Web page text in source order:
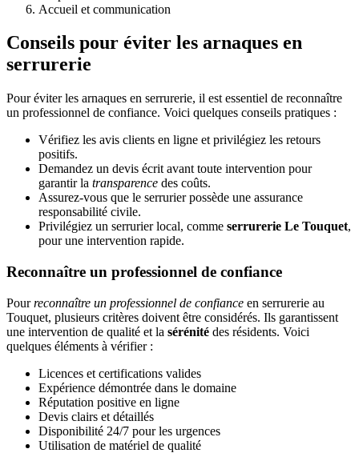
Accueil et communication
Conseils pour éviter les arnaques en
serrurerie
Pour éviter les arnaques en serrurerie, il est essentiel de reconnaître
un professionnel de confiance. Voici quelques conseils pratiques :
Vérifiez les avis clients en ligne et privilégiez les retours
positifs.
Demandez un devis écrit avant toute intervention pour
garantir la transparence des coûts.
Assurez-vous que le serrurier possède une assurance
responsabilité civile.
Privilégiez un serrurier local, comme serrurerie Le Touquet,
pour une intervention rapide.
Reconnaître un professionnel de confiance
Pourreconnaître un professionnel de confiance en serrurerie au
Touquet, plusieurs critères doivent être considérés. Ils garantissent
une intervention de qualité et la sérénité des résidents. Voici
quelques éléments à vérifier :
Licences et certifications valides
Expérience démontrée dans le domaine
Réputation positive en ligne
Devis clairs et détaillés
Disponibilité 24/7 pour les urgences
Utilisation de matériel de qualité